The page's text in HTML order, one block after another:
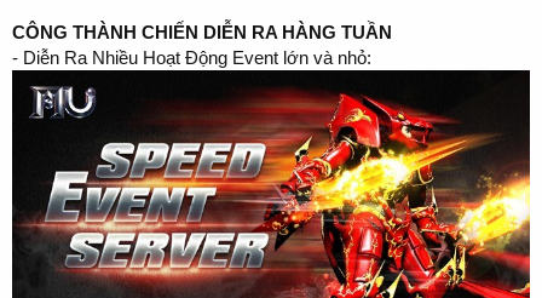
CÔNG THÀNH CHIẾN DIỄN RA HÀNG TUẦN
- Diễn Ra Nhiều Hoạt Động Event lớn và nhỏ: